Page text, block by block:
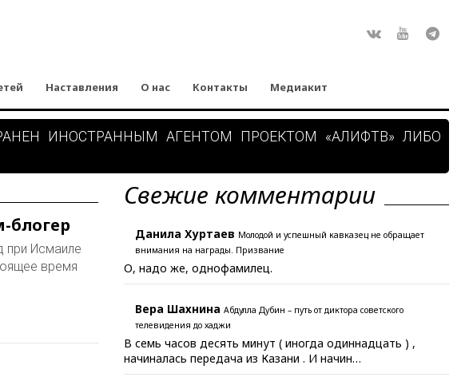
Наставления О нас Контакты Медиакит
ИНОСТРАННЫМ АГЕНТОМ ПРОЕКТОМ «АЛИФТВ» ЛИБО
блогер
при Исмаиле
время
Свежие комментарии
Данила Хуртаев Молодой и успешный кавказец не обращает
внимания на награды. Призвание
О, надо же, однофамилец.
Вера Шахнина Абдулла Дубин – путь от диктора советского
телевидения до хаджи
В семь часов десять минут ( иногда одиннадцать ) ,
начиналась передача из Казани . И начин…